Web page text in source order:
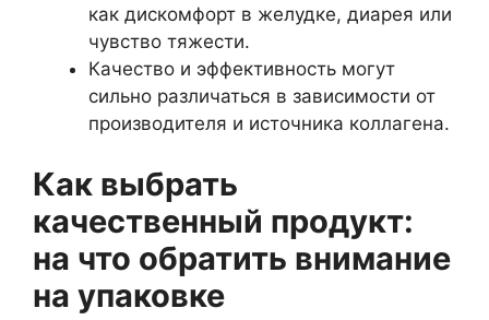
как дискомфорт в желудке, диарея или
чувство тяжести.
Качество и эффективность могут
сильно различаться в зависимости от
производителя и источника коллагена.
Как выбрать
качественный продукт:
на что обратить внимание
на упаковке